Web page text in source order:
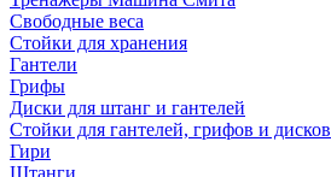
Свободные веса
Стойки для хранения
Гантели
Грифы
Диски для штанг и гантелей
Стойки для гантелей, грифов и дисков
Гири
Штанги